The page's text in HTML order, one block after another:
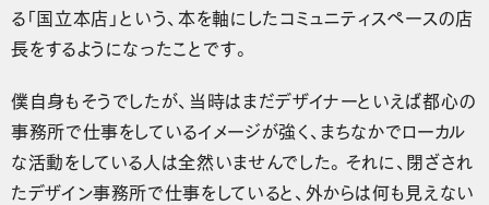
る「国立本店」という、本を軸にしたコミュニティスペースの店
長をするようになったことです。
僕自身もそうでしたが、当時はまだデザイナーといえば都心の
事務所で仕事をしているイメージが強く、まちなかでローカル
な活動をしている人は全然いませんでした。それに、閉ざされ
たデザイン事務所で仕事をしていると、外からは何も見えない